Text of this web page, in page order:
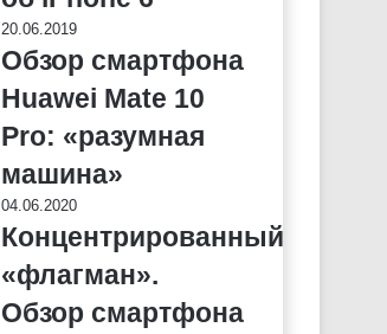
20.06.2019
Обзор смартфона
Huawei Mate 10
Pro: «разумная
машина»
04.06.2020
Концентрированный
«флагман».
Обзор смартфона